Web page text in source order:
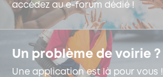
accédez au e-forum dédié !
Un problème de voirie ?
Une application est là pour vous !